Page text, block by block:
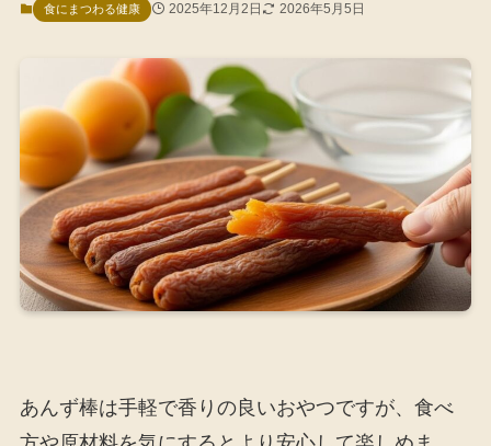
食にまつわる健康 2025年12月2日 2026年5月5日
あんず棒は手軽で香りの良いおやつですが、食べ